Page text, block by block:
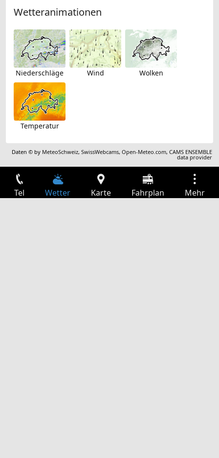
Wetteranimationen
Niederschläge Wind Wolken
Temperatur
Daten © by MeteoSchweiz,SwissWebcams,Open-Meteo.com,CAMS ENSEMBLE
data provider
Tel Wetter Karte Fahrplan Mehr